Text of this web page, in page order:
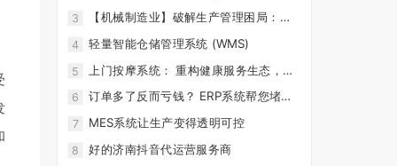
客户管理系统的核心功能与价值
3
【机械制造业】破解生产管理困局：三
4 轻量智能仓储管理系统 (WMS)
5
上门按摩系统： 重构健康服务生态，打
造智能化预约服务新体验
6
订单多了反而亏钱？ ERP系统帮您堵住
管理漏洞
7 MES系统让生产变得透明可控
8 好的济南抖音代运营服务商